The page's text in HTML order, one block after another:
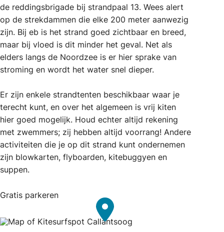
de reddingsbrigade bij strandpaal 13. Wees alert
op de strekdammen die elke 200 meter aanwezig
zijn. Bij eb is het strand goed zichtbaar en breed,
maar bij vloed is dit minder het geval. Net als
elders langs de Noordzee is er hier sprake van
stroming en wordt het water snel dieper.
Er zijn enkele strandtenten beschikbaar waar je
terecht kunt, en over het algemeen is vrij kiten
hier goed mogelijk. Houd echter altijd rekening
met zwemmers; zij hebben altijd voorrang! Andere
activiteiten die je op dit strand kunt ondernemen
zijn blowkarten, flyboarden, kitebuggyen en
suppen.
Gratis parkeren